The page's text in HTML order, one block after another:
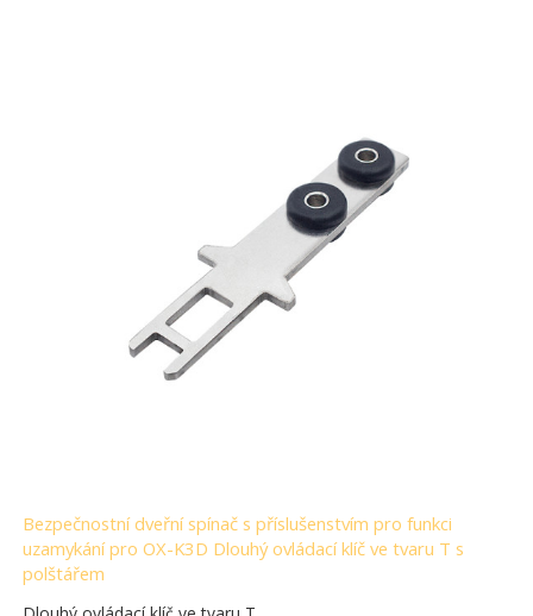
Bezpečnostní dveřní spínač s příslušenstvím pro funkci
uzamykání pro OX-K3D Dlouhý ovládací klíč ve tvaru T s
polštářem